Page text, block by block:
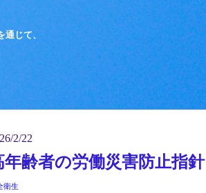
じて、
2/22
年齢者の労働災害防止指針
衛生